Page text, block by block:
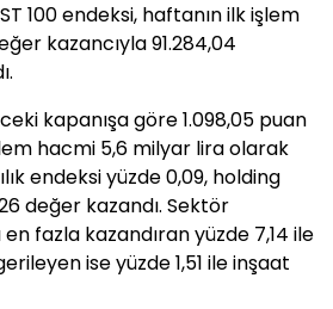
100 endeksi, haftanın ilk işlem
kazancıyla 91.284,04
kapanışa göre 1.098,05 puan
hacmi 5,6 milyar lira olarak
endeksi yüzde 0,09, holding
değer kazandı. Sektör
fazla kazandıran yüzde 7,14 ile
ise yüzde 1,51 ile inşaat